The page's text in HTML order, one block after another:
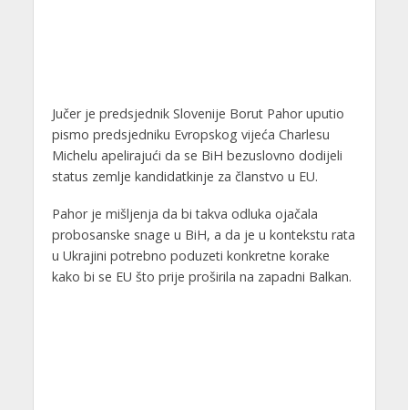
Jučer je predsjednik Slovenije Borut Pahor uputio
pismo predsjedniku Evropskog vijeća Charlesu
Michelu apelirajući da se BiH bezuslovno dodijeli
status zemlje kandidatkinje za članstvo u EU.
Pahor je mišljenja da bi takva odluka ojačala
probosanske snage u BiH, a da je u kontekstu rata
u Ukrajini potrebno poduzeti konkretne korake
kako bi se EU što prije proširila na zapadni Balkan.